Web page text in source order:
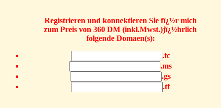
Registrieren und konnektieren Sie fï¿½r mich
zum Preis von 360 DM (inkl.Mwst.)jï¿½hrlich
folgende Domaen(s):
.tc
.ms
.gs
.tf